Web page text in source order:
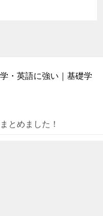
・英語に強い｜基礎学
とめました！